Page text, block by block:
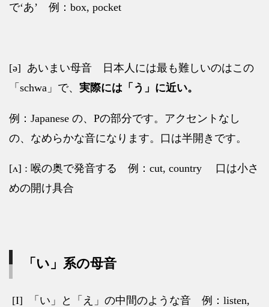
で‘あ’ 例： box, pocket
[ə] あいまい母音 日本人には最も難しいのはこの
「 schwa」で、 実際には「う」に近い。
例： Japanese の、 Pの部分です。アクセントなし
の、なめらかな音になります。口は半開きです。
[ʌ] : 喉の奥で発音する 例： cut, country 口は小さ
めの開け具合
「い」系の母音
[I] 「い」と「え」の中間のような音 例： listen,